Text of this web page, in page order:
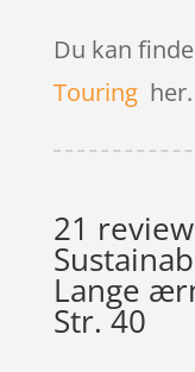
Du kan finde
Touringher.
21
Lange
Str. 40